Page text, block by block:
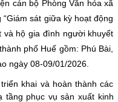
cán bộ Phòng Văn hóa xã
sát giữa kỳ hoạt động
hộ gia đình người khuyết
phố Huế gồm: Phú Bài,
ngày 08-09/01/2026.
khai và hoàn thành các
tầng phục vụ sản xuất kinh